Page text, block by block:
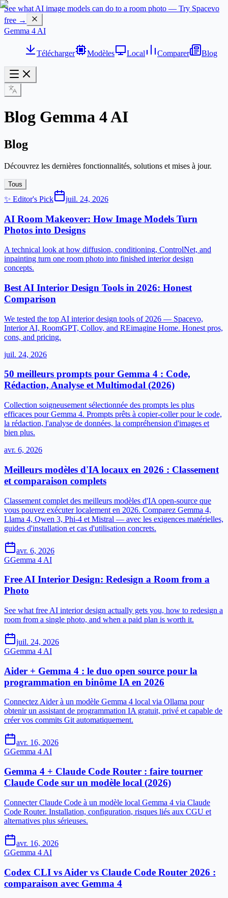
See what AI image models can do to a room photo — Try Spacevo
free →
Gemma 4 AI
Télécharger Modèles Local Comparer Blog
Blog Gemma 4 AI
Blog
Découvrez les dernières fonctionnalités, solutions et mises à jour.
Tous
✨ Editor's Pick juil. 24, 2026
AI Room Makeover: How Image Models Turn
Photos into Designs
A technical look at how diffusion, conditioning, ControlNet, and
inpainting turn one room photo into finished interior design
concepts.
Best AI Interior Design Tools in 2026: Honest
Comparison
We tested the top AI interior design tools of 2026 — Spacevo,
Interior AI, RoomGPT, Collov, and REimagine Home. Honest pros,
cons, and pricing.
juil. 24, 2026
50 meilleurs prompts pour Gemma 4 : Code,
Rédaction, Analyse et Multimodal (2026)
Collection soigneusement sélectionnée des prompts les plus
efficaces pour Gemma 4. Prompts prêts à copier-coller pour le code,
la rédaction, l'analyse de données, la compréhension d'images et
bien plus.
avr. 6, 2026
Meilleurs modèles d'IA locaux en 2026 : Classement
et comparaison complets
Classement complet des meilleurs modèles d'IA open-source que
vous pouvez exécuter localement en 2026. Comparez Gemma 4,
Llama 4, Qwen 3, Phi-4 et Mistral — avec les exigences matérielles,
guides d'installation et cas d'utilisation concrets.
avr. 6, 2026
GGemma 4 AI
Free AI Interior Design: Redesign a Room from a
Photo
See what free AI interior design actually gets you, how to redesign a
room from a single photo, and when a paid plan is worth it.
juil. 24, 2026
GGemma 4 AI
Aider + Gemma 4 : le duo open source pour la
programmation en binôme IA en 2026
Connectez Aider à un modèle Gemma 4 local via Ollama pour
obtenir un assistant de programmation IA gratuit, privé et capable de
créer vos commits Git automatiquement.
avr. 16, 2026
GGemma 4 AI
Gemma 4 + Claude Code Router : faire tourner
Claude Code sur un modèle local (2026)
Connecter Claude Code à un modèle local Gemma 4 via Claude
Code Router. Installation, configuration, risques liés aux CGU et
alternatives plus sérieuses.
avr. 16, 2026
GGemma 4 AI
Codex CLI vs Aider vs Claude Code Router 2026 :
comparaison avec Gemma 4